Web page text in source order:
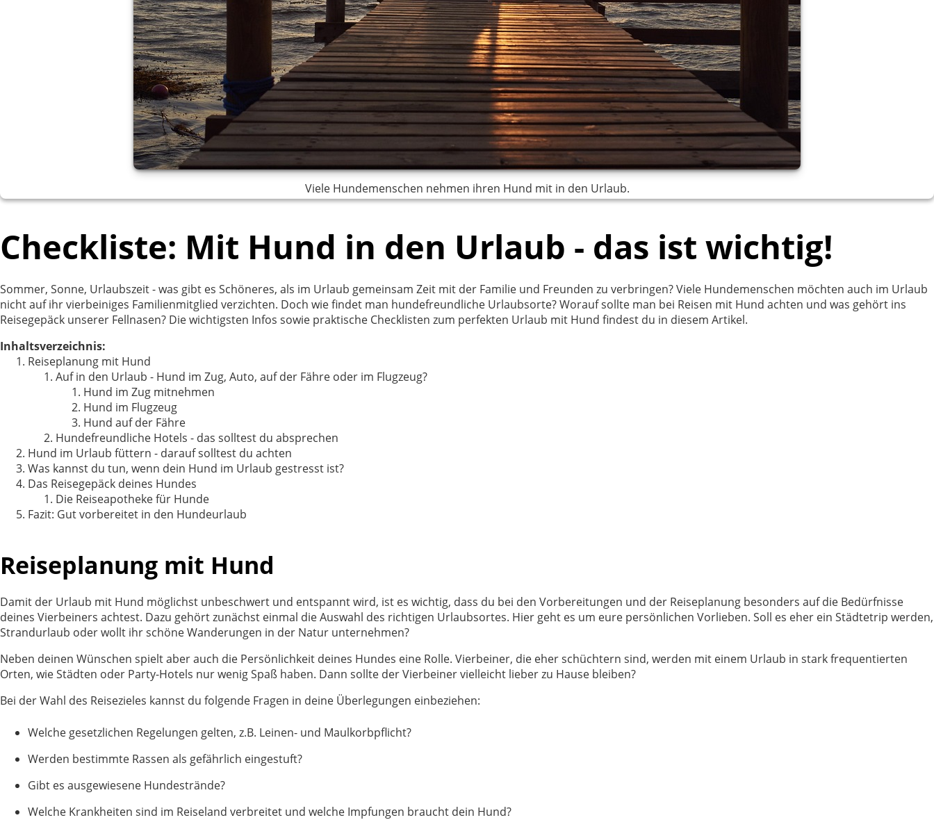
Viele Hundemenschen nehmen ihren Hund mit in den Urlaub.
Checkliste: Mit Hund in den Urlaub - das ist wichtig!
Sommer, Sonne, Urlaubszeit - was gibt es Schöneres, als im Urlaub gemeinsam Zeit mit der Familie und Freunden zu verbringen? Viele Hundemenschen möchten auch im Urlaub
nicht auf ihr vierbeiniges Familienmitglied verzichten. Doch wie findet man hundefreundliche Urlaubsorte? Worauf sollte man bei Reisen mit Hund achten und was gehört ins
Reisegepäck unserer Fellnasen? Die wichtigsten Infos sowie praktische Checklisten zum perfekten Urlaub mit Hund findest du in diesem Artikel.
Inhaltsverzeichnis:
Reiseplanung mit Hund
Auf in den Urlaub - Hund im Zug, Auto, auf der Fähre oder im Flugzeug?
Hund im Zug mitnehmen
Hund im Flugzeug
Hund auf der Fähre
Hundefreundliche Hotels - das solltest du absprechen
Hund im Urlaub füttern - darauf solltest du achten
Was kannst du tun, wenn dein Hund im Urlaub gestresst ist?
Das Reisegepäck deines Hundes
Die Reiseapotheke für Hunde
Fazit: Gut vorbereitet in den Hundeurlaub
Reiseplanung mit Hund
Damit der Urlaub mit Hund möglichst unbeschwert und entspannt wird, ist es wichtig, dass du bei den Vorbereitungen und der Reiseplanung besonders auf die Bedürfnisse
deines Vierbeiners achtest. Dazu gehört zunächst einmal die Auswahl des richtigen Urlaubsortes. Hier geht es um eure persönlichen Vorlieben. Soll es eher ein Städtetrip werden,
Strandurlaub oder wollt ihr schöne Wanderungen in der Natur unternehmen?
Neben deinen Wünschen spielt aber auch die Persönlichkeit deines Hundes eine Rolle. Vierbeiner, die eher schüchtern sind, werden mit einem Urlaub in stark frequentierten
Orten, wie Städten oder Party-Hotels nur wenig Spaß haben. Dann sollte der Vierbeiner vielleicht lieber zu Hause bleiben?
Bei der Wahl des Reisezieles kannst du folgende Fragen in deine Überlegungen einbeziehen:
Welche gesetzlichen Regelungen gelten, z.B. Leinen- und Maulkorbpflicht?
Werden bestimmte Rassen als gefährlich eingestuft?
Gibt es ausgewiesene Hundestrände?
Welche Krankheiten sind im Reiseland verbreitet und welche Impfungen braucht dein Hund?